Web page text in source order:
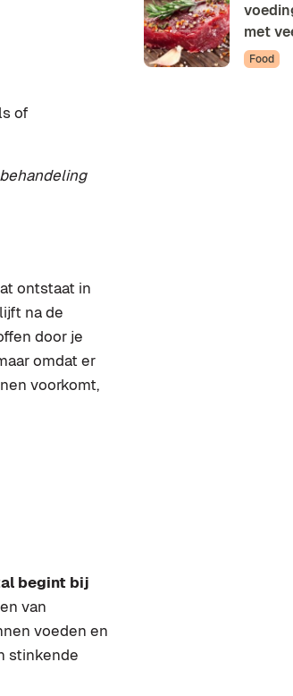
of
ontstaat in
na de
door je
omdat er
voorkomt,
begint bij
van
voeden en
stinkende
met
Food